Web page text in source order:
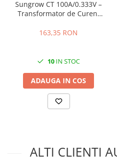
Avantaje
Adaptare rapidă și sigură pe
Compatibilitate totală cu
Ideal pentru situații
Robust și optimizat pentru
Sungrow CT 100A/0.333V –
Transformator de Curent
163,35 RON
10 IN STOC
ADAUGA IN COS
ALTI CLIENTI